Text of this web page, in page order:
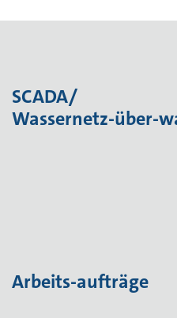
SCADA/
Wassernetz-über-
Arbeits-aufträge